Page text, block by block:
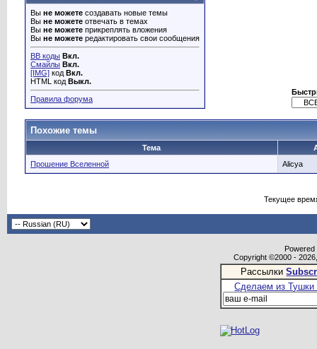
Вы не можете создавать новые темы
Вы не можете отвечать в темах
Вы не можете прикреплять вложения
Вы не можете редактировать свои сообщения
BB коды Вкл.
Смайлы Вкл.
[IMG] код Вкл.
HTML код Выкл.
Правила форума
Похожие темы
Тема
Прошение Вселенной
Alicya
Текущее
Copyright ©2000 -
Рассылки
Сделаем из Тушки